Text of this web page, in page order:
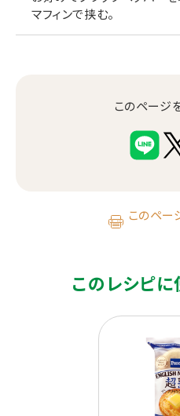
マフィンで挟む。
このページ
このペー
このレシピ